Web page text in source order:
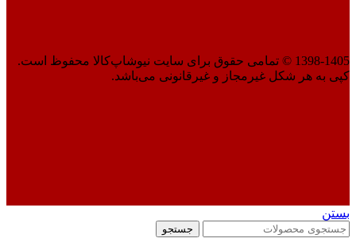
1398-1405 © تمامی حقوق برای سایت نیوشاپ‌کالا محفوظ است.
کپی به هر شکل غیرمجاز و غیرقانونی می‌باشد.
بستن
جستجو